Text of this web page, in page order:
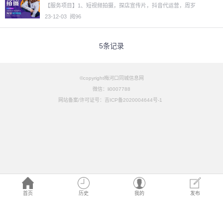
首页 历史 我的 发布
岁礼拍摄儿童摄影3图
【服务项目】1、短视频拍摄，探店宣传片，抖音代运营，周岁
23-12-03 阅96
5条记录
©copyright梅河口同城信息网
微信：li0007788
网站备案/许可证号：吉ICP备2020004644号-1